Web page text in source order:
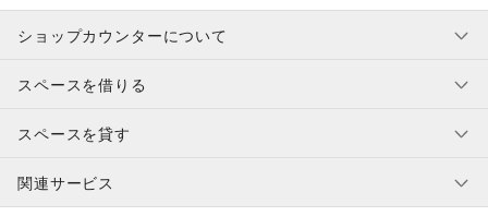
ショップカウンターについて
利用規約・ガイドライン
特定商取引法に基づく表示
補償プログラム
スペースを借りる
スペースを借りたい人へ
ユーザー利用規約
提携パートナー
スペースを貸す
スペースを貸したい方へ
関連サービス